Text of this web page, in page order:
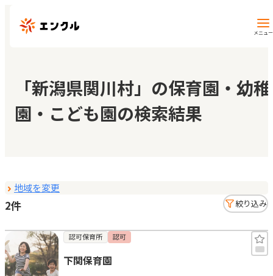
メニュー
保育園・幼稚園を探す
地図から探す
マイページ
お気に入り
「新潟県関川村」の保育園・幼稚
園・こども園の検索結果
地域を変更
2件 絞り込み
認可保育所 認可
下関保育園